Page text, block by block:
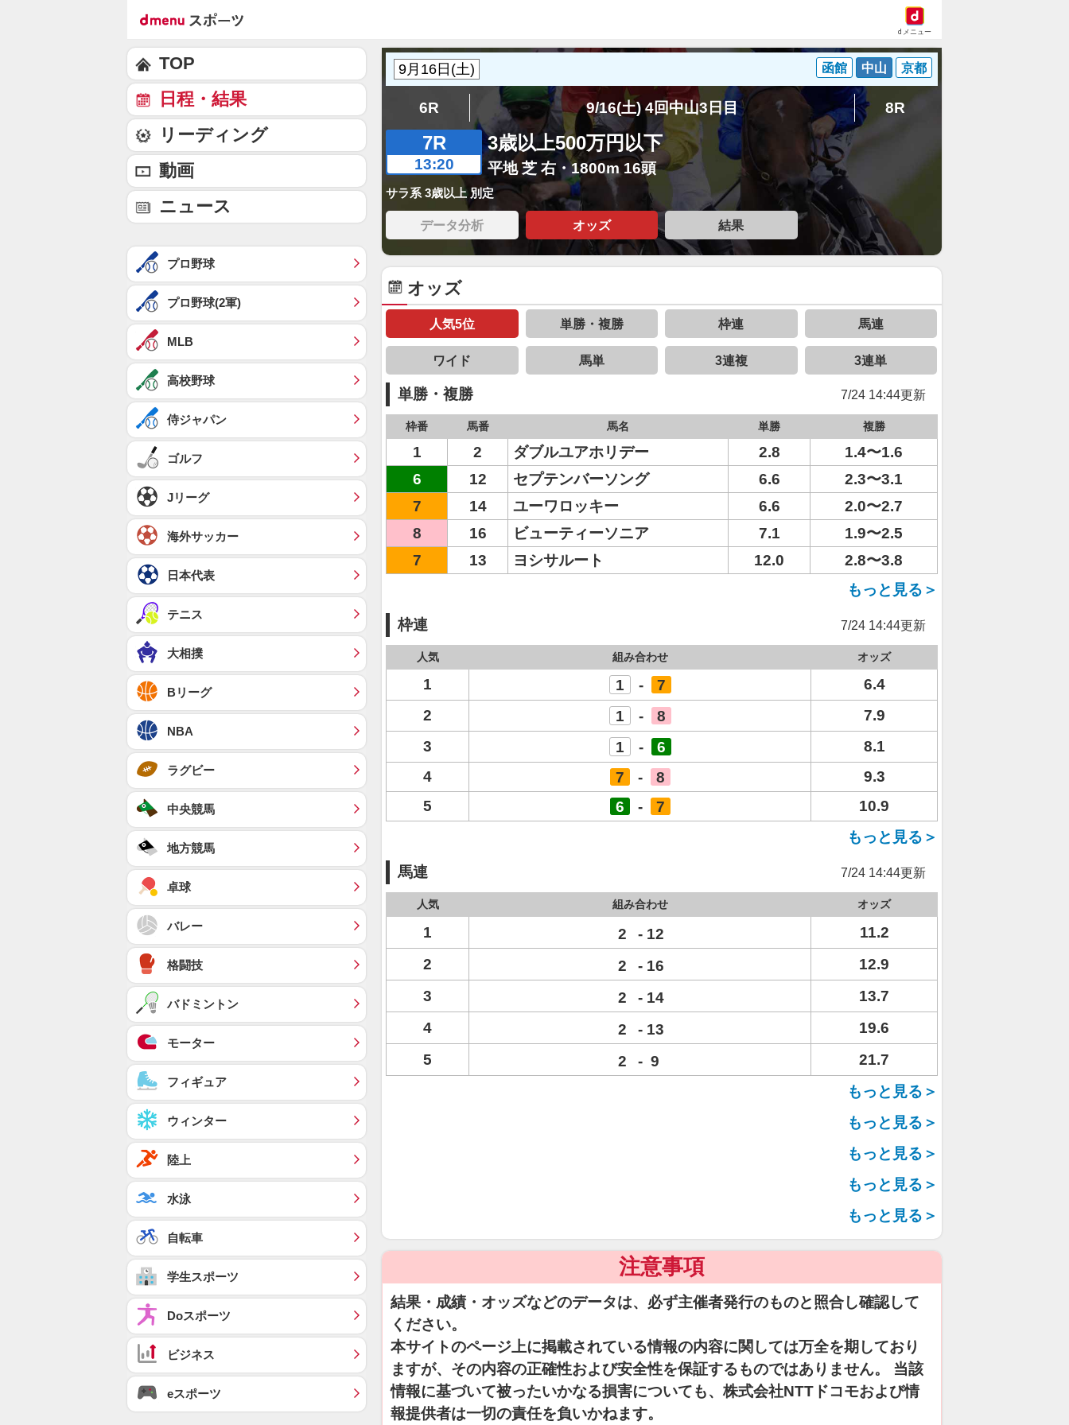
dメニュー
函館 中山 京都
6R 9/16(土) 4回中山3日目 8R
7R
13:20
3歳以上500万円以下
平地 芝 右・1800m 16頭
サラ系 3歳以上 別定
データ分析 オッズ 結果
オッズ
人気5位 単勝・複勝 枠連 馬連
ワイド 馬単 3連複 3連単
単勝・複勝 7/24 14:44更新
枠番 馬番 馬名 単勝 複勝
1 2 ダブルユアホリデー 2.8
1.4〜1.6
6
12 セプテンバーソング 6.6
2.3〜3.1
7
14 ユーワロッキー 6.6
2.0〜2.7
8
16 ビューティーソニア 7.1
1.9〜2.5
7
13 ヨシサルート 12.0
2.8〜3.8
もっと見る＞
枠連 7/24 14:44更新
人気 組み合わせ オッズ
1 1 - 7
6.4
2
1 - 8
7.9
3
1 - 6
8.1
4
7 - 8
9.3
5
6 - 7
10.9
もっと見る＞
馬連 7/24 14:44更新
人気 組み合わせ オッズ
1 2 - 12
11.2
2
2 - 16
12.9
3
2 - 14
13.7
4
2 - 13
19.6
5
2 - 9
21.7
もっと見る＞
もっと見る＞
もっと見る＞
もっと見る＞
もっと見る＞
注意事項
結果・成績・オッズなどのデータは、必ず主催者発行のものと照合し確認して
ください。
本サイトのページ上に掲載されている情報の内容に関しては万全を期しており
ますが、その内容の正確性および安全性を保証するものではありません。 当該
情報に基づいて被ったいかなる損害についても、株式会社NTTドコモおよび情
報提供者は一切の責任を負いかねます。
TOP
日程・結果
リーディング
動画
ニュース
プロ野球
プロ野球(2軍)
MLB
高校野球
侍ジャパン
ゴルフ
Jリーグ
海外サッカー
日本代表
テニス
大相撲
Bリーグ
NBA
ラグビー
中央競馬
地方競馬
卓球
バレー
格闘技
バドミントン
モーター
フィギュア
ウィンター
陸上
水泳
自転車
学生スポーツ
Doスポーツ
ビジネス
eスポーツ